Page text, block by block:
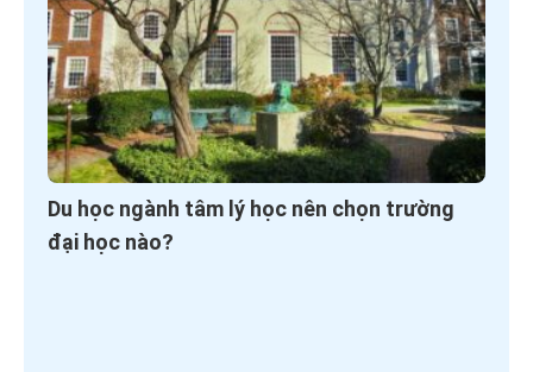
Du học ngành tâm lý học nên chọn trường
đại học nào?